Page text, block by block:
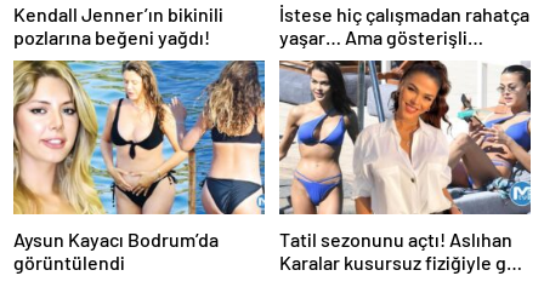
Kendall Jenner’ın bikinili
pozlarına beğeni yağdı!
İstese hiç çalışmadan rahatça
yaşar… Ama gösterişli
evinden çıktı, cinayet
zanlısının peşine düştü
Aysun Kayacı Bodrum’da
görüntülendi
Tatil sezonunu açtı! Aslıhan
Karalar kusursuz fiziğiyle göz